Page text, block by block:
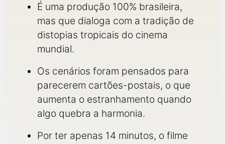
É uma produção 100% brasileira,
mas que dialoga com a tradição de
distopias tropicais do cinema
mundial.
Os cenários foram pensados para
parecerem cartões-postais, o que
aumenta o estranhamento quando
algo quebra a harmonia.
Por ter apenas 14 minutos, o filme